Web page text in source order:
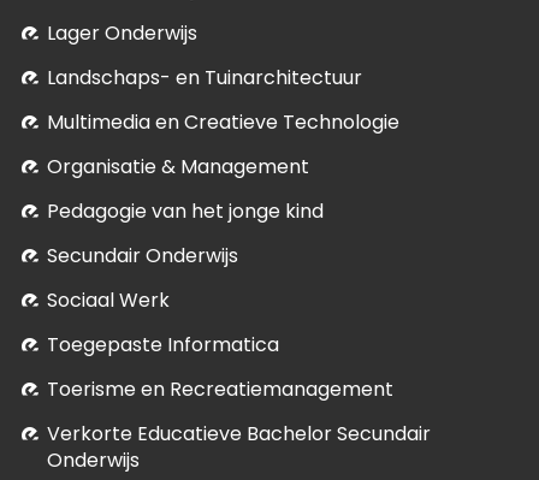
Lager Onderwijs
Landschaps- en Tuinarchitectuur
Multimedia en Creatieve Technologie
Organisatie & Management
Pedagogie van het jonge kind
Secundair Onderwijs
Sociaal Werk
Toegepaste Informatica
Toerisme en Recreatiemanagement
Verkorte Educatieve Bachelor Secundair
Onderwijs